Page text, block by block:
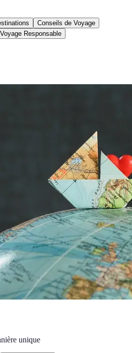
Conseils de Voyage
Voyage Responsable
unique